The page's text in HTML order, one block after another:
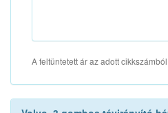
A feltüntetett ár az adott